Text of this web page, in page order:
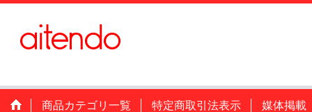
商品カテゴリ一覧 特定商取引法表示 媒体掲載